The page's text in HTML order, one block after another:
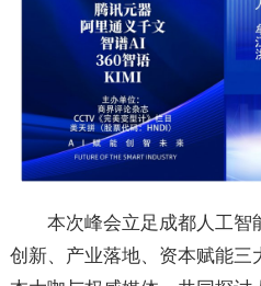
本次峰会立足成都人工智
创新、产业落地、资本赋能三